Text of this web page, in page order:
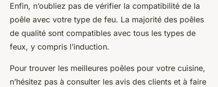
Enfin, n’oubliez pas de vérifier la compatibilité de la
poêle avec votre type de feu. La majorité des poêles
de qualité sont compatibles avec tous les types de
feux, y compris l’induction.
Pour trouver les meilleures poêles pour votre cuisine,
n’hésitez pas à consulter les avis des clients et à faire